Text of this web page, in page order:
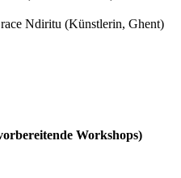
Ndiritu (Künstlerin, Ghent)
Workshops)